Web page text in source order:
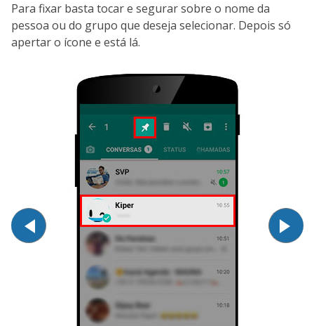
Para fixar basta tocar e segurar sobre o nome da
pessoa ou do grupo que deseja selecionar. Depois só
apertar o ícone e está lá.